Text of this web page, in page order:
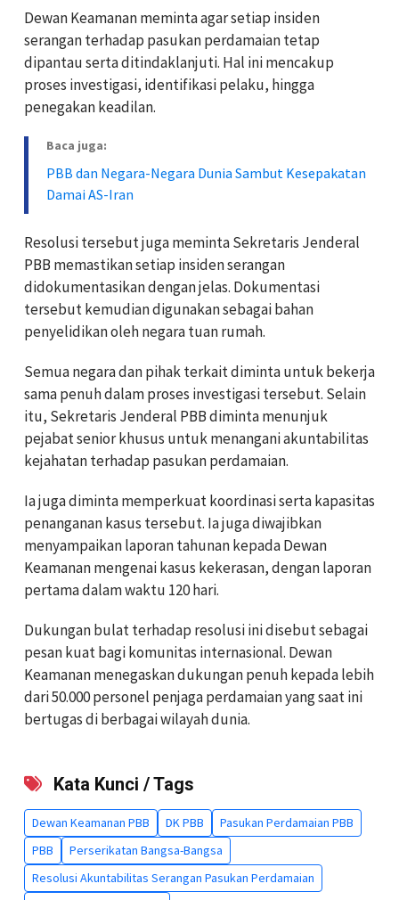
Dewan Keamanan meminta agar setiap insiden
serangan terhadap pasukan perdamaian tetap
dipantau serta ditindaklanjuti. Hal ini mencakup
proses investigasi, identifikasi pelaku, hingga
penegakan keadilan.
Baca juga:
PBB dan Negara-Negara Dunia Sambut Kesepakatan
Damai AS-Iran
Resolusi tersebut juga meminta Sekretaris Jenderal
PBB memastikan setiap insiden serangan
didokumentasikan dengan jelas. Dokumentasi
tersebut kemudian digunakan sebagai bahan
penyelidikan oleh negara tuan rumah.
Semua negara dan pihak terkait diminta untuk bekerja
sama penuh dalam proses investigasi tersebut. Selain
itu, Sekretaris Jenderal PBB diminta menunjuk
pejabat senior khusus untuk menangani akuntabilitas
kejahatan terhadap pasukan perdamaian.
Ia juga diminta memperkuat koordinasi serta kapasitas
penanganan kasus tersebut. Ia juga diwajibkan
menyampaikan laporan tahunan kepada Dewan
Keamanan mengenai kasus kekerasan, dengan laporan
pertama dalam waktu 120 hari.
Dukungan bulat terhadap resolusi ini disebut sebagai
pesan kuat bagi komunitas internasional. Dewan
Keamanan menegaskan dukungan penuh kepada lebih
dari 50.000 personel penjaga perdamaian yang saat ini
bertugas di berbagai wilayah dunia.
Kata Kunci / Tags
Dewan Keamanan PBB DK PBB
Pasukan Perdamaian PBB
PBB
Perserikatan Bangsa-Bangsa
Resolusi Akuntabilitas Serangan Pasukan Perdamaian